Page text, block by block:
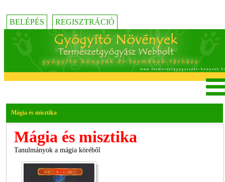
BELÉPÉS REGISZTRÁCIÓ
Mágia és misztika
Mágia és misztika
Tanulmányok a mágia köréből